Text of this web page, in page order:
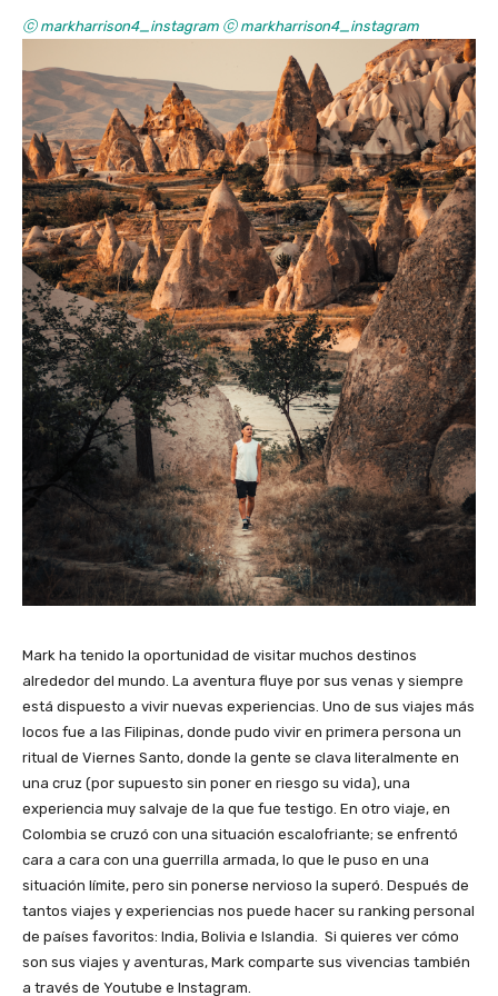
ⓒ markharrison4_instagram ⓒ markharrison4_instagram
Mark ha tenido la oportunidad de visitar muchos destinos
alrededor del mundo. La aventura fluye por sus venas y siempre
está dispuesto a vivir nuevas experiencias. Uno de sus viajes más
locos fue a las Filipinas, donde pudo vivir en primera persona un
ritual de Viernes Santo, donde la gente se clava literalmente en
una cruz (por supuesto sin poner en riesgo su vida), una
experiencia muy salvaje de la que fue testigo. En otro viaje, en
Colombia se cruzó con una situación escalofriante; se enfrentó
cara a cara con una guerrilla armada, lo que le puso en una
situación límite, pero sin ponerse nervioso la superó. Después de
tantos viajes y experiencias nos puede hacer su ranking personal
de países favoritos: India, Bolivia e Islandia. Si quieres ver cómo
son sus viajes y aventuras, Mark comparte sus vivencias también
a través de Youtube e Instagram.